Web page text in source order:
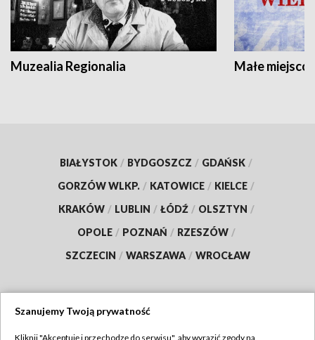
Muzealia Regionalia Małe
BIAŁYSTOK / BYDGOSZCZ / GDAŃSK /
GORZÓW WLKP. / KATOWICE / KIELCE /
KRAKÓW / LUBLIN / ŁÓDŹ / OLSZTYN /
OPOLE / POZNAŃ / RZESZÓW /
SZCZECIN / WARSZAWA / WROCŁAW
Szanujemy Twoją prywatność
Kliknij "Akceptuję i przechodzę do serwisu", aby wyrazić zgody na